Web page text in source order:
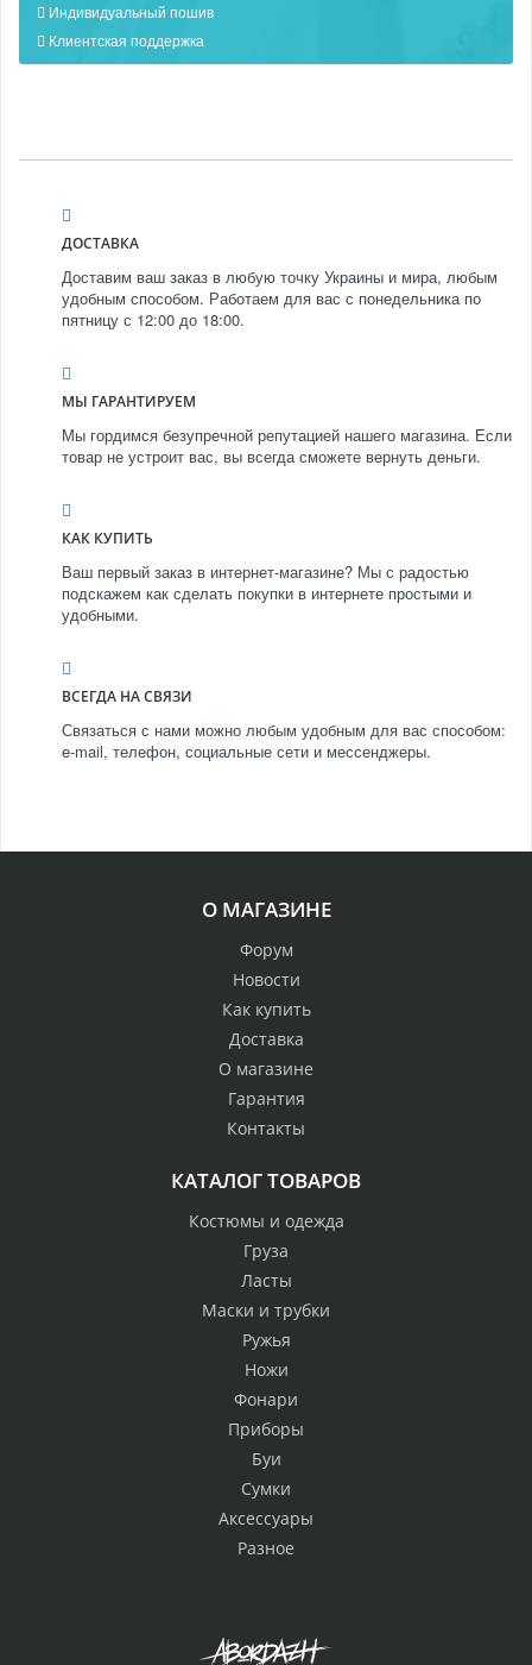
Индивидуальный пошив
Клиентская поддержка
ДОСТАВКА
Доставим ваш заказ в любую точку Украины и мира, любым
удобным способом. Работаем для вас с понедельника по
пятницу с 12:00 до 18:00.
МЫ ГАРАНТИРУЕМ
Мы гордимся безупречной репутацией нашего магазина. Если
товар не устроит вас, вы всегда сможете вернуть деньги.
КАК КУПИТЬ
Ваш первый заказ в интернет-магазине? Мы с радостью
подскажем как сделать покупки в интернете простыми и
удобными.
ВСЕГДА НА СВЯЗИ
Связаться с нами можно любым удобным для вас способом:
e-mail, телефон, социальные сети и мессенджеры.
О МАГАЗИНЕ
Форум
Новости
Как купить
Доставка
О магазине
Гарантия
Контакты
КАТАЛОГ ТОВАРОВ
Костюмы и одежда
Груза
Ласты
Маски и трубки
Ружья
Ножи
Фонари
Приборы
Буи
Сумки
Аксессуары
Разное